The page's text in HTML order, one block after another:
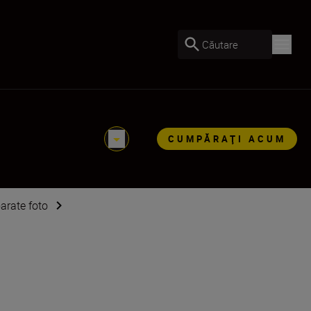
Căutare
CUMPĂRAŢI ACUM
foto